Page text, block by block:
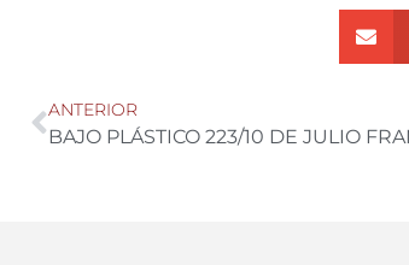
ANTERIOR